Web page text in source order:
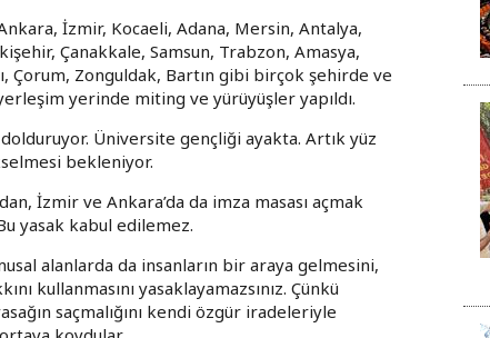
İzmir, Kocaeli, Adana, Mersin, Antalya,
Çanakkale, Samsun, Trabzon, Amasya,
Çorum, Zonguldak, Bartın gibi birçok şehirde ve
yerinde miting ve yürüyüşler yapıldı.
Üniversite gençliği ayakta. Artık yüz
bekleniyor.
İzmir ve Ankara’da da imza masası açmak
yasak kabul edilemez.
alanlarda da insanların bir araya gelmesini,
kullanmasını yasaklayamazsınız. Çünkü
saçmalığını kendi özgür iradeleriyle